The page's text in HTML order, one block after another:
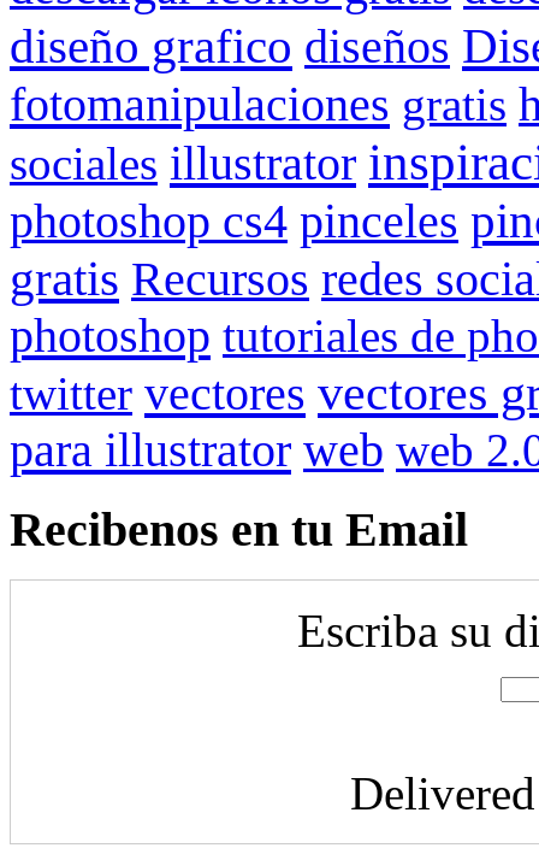
diseño grafico diseños
fotomanipulaciones gratis
sociales illustrator
photoshop cs4 pinceles
gratis Recursos redes
photoshop tutoriales de
twitter vectores vectores
para illustrator web web
Recibenos en tu Email
Escriba su